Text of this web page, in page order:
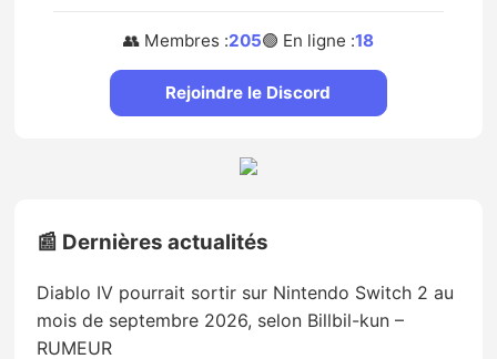
👥 Membres :205🟢 En ligne :18
Rejoindre le Discord
📰 Dernières actualités
Diablo IV pourrait sortir sur Nintendo Switch 2 au
mois de septembre 2026, selon Billbil-kun –
RUMEUR